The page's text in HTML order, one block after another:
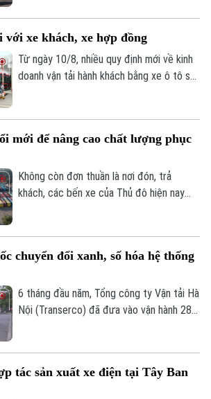
lăng và các thiết bị điều khiển truyền
thống, đánh dấu bước đột phá lớn đối với
ngành công nghiệp xe tự hành tại Mỹ.
với xe khách, xe hợp đồng
Từ ngày 10/8, nhiều quy định mới về kinh
doanh vận tải hành khách bằng xe ô tô sẽ
mới để nâng cao chất lượng phục
Không còn đơn thuần là nơi đón, trả
khách, các bến xe của Thủ đô hiện nay
Nội an toàn, văn minh và thân thiện với
chuyển đổi xanh, số hóa hệ thống
6 tháng đầu năm, Tổng công ty Vận tải Hà
Nội (Transerco) đã đưa vào vận hành 281
cỡ lớn theo các hợp đồng thầu mới.
tác sản xuất xe điện tại Tây Ban